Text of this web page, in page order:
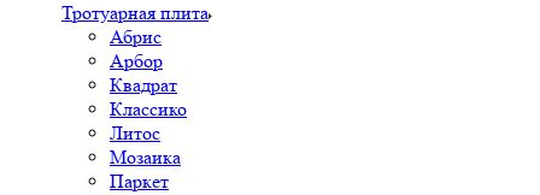
Тротуарная плита
Абрис
Арбор
Квадрат
Классико
Литос
Мозаика
Паркет